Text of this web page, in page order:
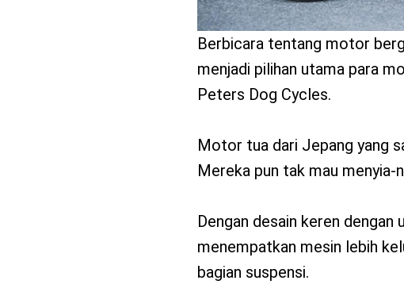
Berbicara tentang motor
menjadi pilihan utama para
Peters Dog Cycles.
Motor tua dari Jepang yang
Mereka pun tak mau
Dengan desain keren
menempatkan mesin lebih
bagian suspensi.